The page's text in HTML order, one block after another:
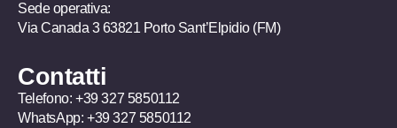
Sede operativa:
Via Canada 3 63821 Porto Sant’Elpidio (FM)
Contatti
Telefono: +39 327 5850112
WhatsApp: +39 327 5850112